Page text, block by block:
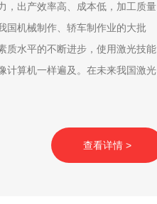
，出产效率高、成本低，加工质量
国机械制作、轿车制作业的大批
质水平的不断进步，使用激光技能
计算机一样遍及。在未来我国激光
查看详情 >